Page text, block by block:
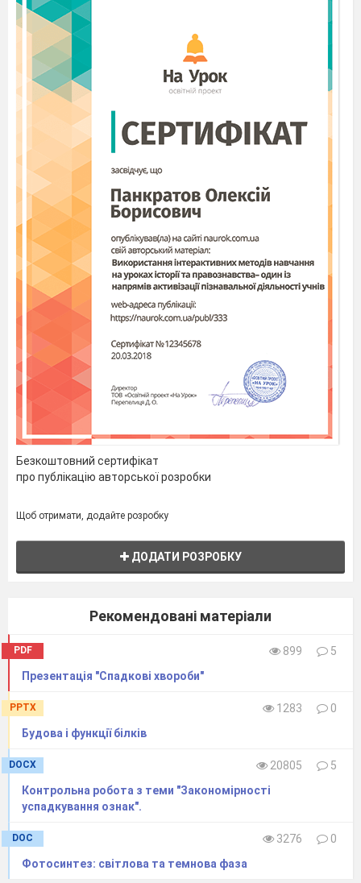
c)reacţiile fazei de întuneric; d)prinderea luminei
de către fotosisteme.
Nivelul 3
Indicaţi corespunderea.
Organitul
1.Nucleul
2. Cloroplastul
B. Faza de lumină a fotosintezei
Citoscheletul
C. Conţine mureina
4.Perete
celular
D. Reglarea proceselor vitale ale
Nivelul 4
1.Chemosinteza-
2.Comparaţi fotosinteza şi chemosinteza. Prin ce
sunt asemănătoare şi prin ce se deosebesc
Безкоштовний сертифікат
про публікацію авторської розробки
Щоб отримати, додайте розробку
ДОДАТИ РОЗРОБКУ
Рекомендовані матеріали
PDF 899
5
Презентація "Спадкові хвороби"
PPTX 1283
0
Будова і функції білків
DOCX 20805
5
Контрольна робота з теми "Закономірності
успадкування ознак".
DOC 3276
0
Фотосинтез: світлова та темнова фаза